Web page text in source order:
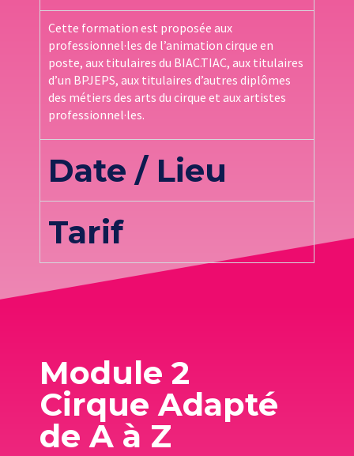
Cette formation est proposée aux
professionnel·les de l’animation cirque en
poste, aux titulaires du BIAC.TIAC, aux titulaires
d’un BPJEPS, aux titulaires d’autres diplômes
des métiers des arts du cirque et aux artistes
professionnel·les.
Date / Lieu
Tarif
Module 2
Cirque Adapté
de A à Z